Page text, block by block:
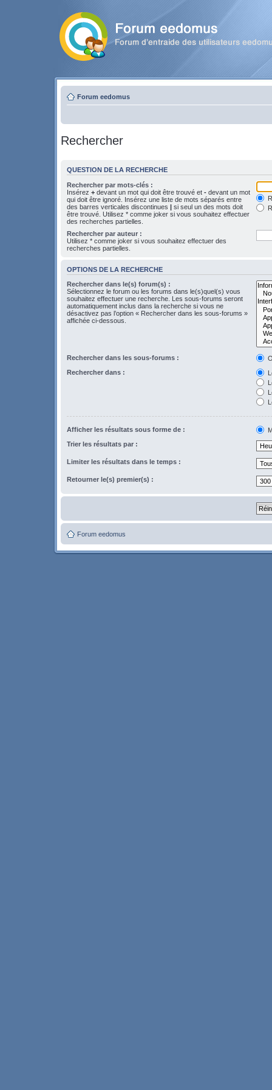
Forum eedomus
Rechercher
QUESTION DE LA RECHERCHE
Rechercher par mots-clés :
Insérez + devant un mot qui doit être trouvé et - devant un mot
qui doit être ignoré. Insérez une liste de mots séparés entre
des barres verticales discontinues | si seul un des mots doit
être trouvé. Utilisez * comme joker si vous souhaitez effectuer
des recherches partielles.
Rechercher par auteur :
Utilisez * comme joker si vous souhaitez effectuer des
recherches partielles.
OPTIONS DE LA RECHERCHE
Rechercher dans le(s) forum(s) :
Sélectionnez le forum ou les forums dans le(s)quel(s) vous
souhaitez effectuer une recherche. Les sous-forums seront
automatiquement inclus dans la recherche si vous ne
désactivez pas l’option « Rechercher dans les sous-forums »
affichée ci-dessous.
Rechercher dans les sous-forums :
Rechercher dans :
Afficher les résultats sous forme de :
Trier les résultats par :
Limiter les résultats dans le temps :
Retourner le(s) premier(s) :
Forum eedomus